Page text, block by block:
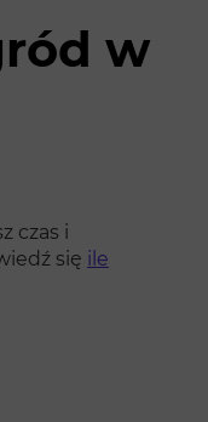
w
czas i
się ile